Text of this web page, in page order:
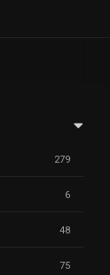
279
6
48
75